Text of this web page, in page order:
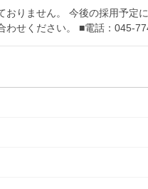
おりません。 今後の採用予定
わせください。 ■電話：045-